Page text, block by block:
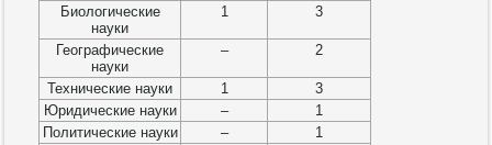
Биологические
науки
1 3
Географические
науки
– 2
Технические науки 1
3
Юридические науки
–
1
Политические науки
–
1